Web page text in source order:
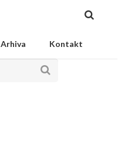
Arhiva Kontakt